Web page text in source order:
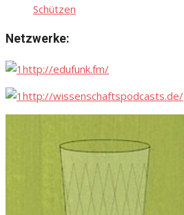
Schützen
Netzwerke:
http://edufunk.fm/
http://wissenschaftspodcasts.de/